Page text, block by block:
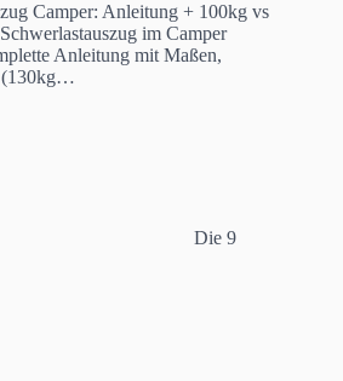
Camper: Anleitung + 100kg vs
Schwerlastauszug im Camper
Anleitung mit Maßen,
(130kg…
Die 9